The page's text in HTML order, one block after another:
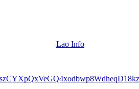
Lao Info